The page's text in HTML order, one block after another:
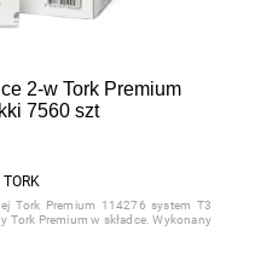
2-w Tork Premium
7560 szt
TORK
Tork Premium 114276 system T3
Tork Premium w składce. Wykonany